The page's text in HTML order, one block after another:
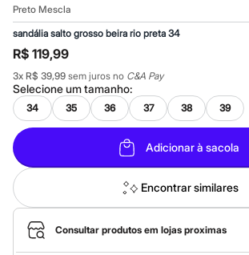
Até 60% off
A partir de 60% off
Feminino
Em alta
Inverno
Alfaiataria
Novidades
Roupas
Blusas e Camisetas
Básicos
Calças
Casacos e Jaquetas
Jeans
Macacões
Saias
Shorts e Bermudas
Vestidos
Preto Mescla
sandália salto grosso beira rio preta 34
R$ 119,99
3x R$ 39,99 sem juros no C&A Pay
Selecione umtamanho:
34 35 36 37 38 39
Adicionar à sacola
Encontrar similares
Consultar produtos em lojas proximas